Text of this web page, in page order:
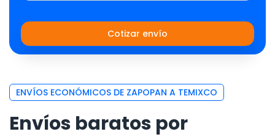
Cotizar envío
ENVÍOS ECONÓMICOS DE ZAPOPAN A TEMIXCO
Envíos baratos por